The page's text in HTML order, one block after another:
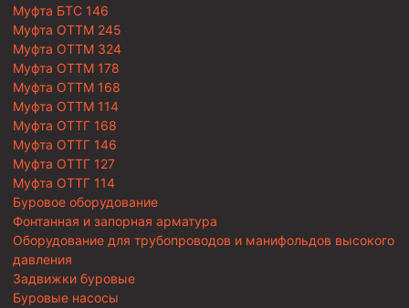
Муфта БТС 146
Муфта ОТТМ 245
Муфта ОТТМ 324
Муфта ОТТМ 178
Муфта ОТТМ 168
Муфта ОТТМ 114
Муфта ОТТГ 168
Муфта ОТТГ 146
Муфта ОТТГ 127
Муфта ОТТГ 114
Буровое оборудование
Фонтанная и запорная арматура
Оборудование для трубопроводов и манифольдов высокого
давления
Задвижки буровые
Буровые насосы